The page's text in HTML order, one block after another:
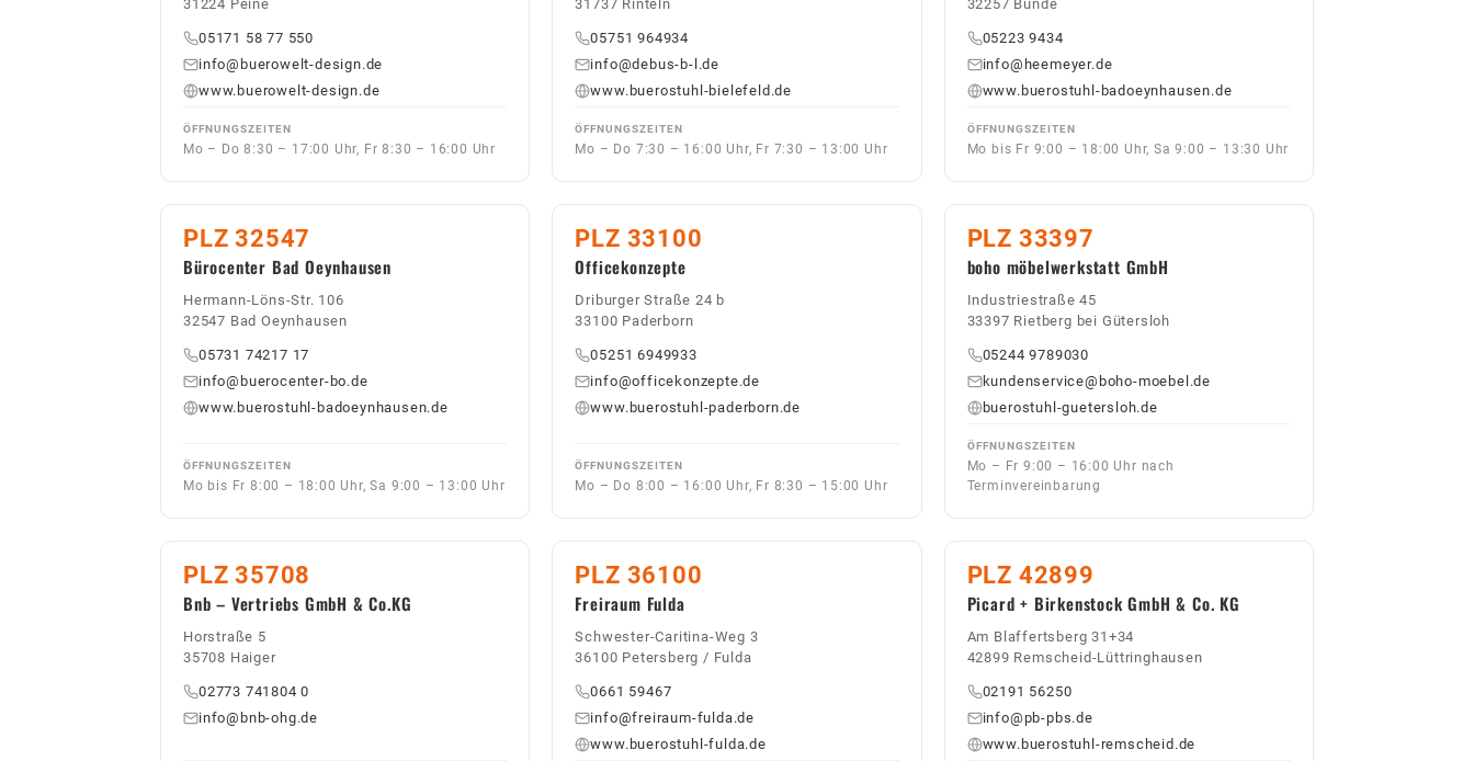
31224 Peine
05171 58 77 550
info@buerowelt-design.de
www.buerowelt-design.de
ÖFFNUNGSZEITEN
Mo – Do 8:30 – 17:00 Uhr, Fr 8:30 – 16:00 Uhr
31737 Rinteln
05751 964934
info@debus-b-l.de
www.buerostuhl-bielefeld.de
ÖFFNUNGSZEITEN
Mo – Do 7:30 – 16:00 Uhr, Fr 7:30 – 13:00 Uhr
32257 Bünde
05223 9434
info@heemeyer.de
www.buerostuhl-badoeynhausen.de
ÖFFNUNGSZEITEN
Mo bis Fr 9:00 – 18:00 Uhr, Sa 9:00 – 13:30 Uhr
PLZ 32547
Bürocenter Bad Oeynhausen
Hermann-Löns-Str. 106
32547 Bad Oeynhausen
05731 74217 17
info@buerocenter-bo.de
www.buerostuhl-badoeynhausen.de
ÖFFNUNGSZEITEN
Mo bis Fr 8:00 – 18:00 Uhr, Sa 9:00 – 13:00 Uhr
PLZ 33100
Officekonzepte
Driburger Straße 24 b
33100 Paderborn
05251 6949933
info@officekonzepte.de
www.buerostuhl-paderborn.de
ÖFFNUNGSZEITEN
Mo – Do 8:00 – 16:00 Uhr, Fr 8:30 – 15:00 Uhr
PLZ 33397
boho möbelwerkstatt GmbH
Industriestraße 45
33397 Rietberg bei Gütersloh
05244 9789030
kundenservice@boho-moebel.de
buerostuhl-guetersloh.de
ÖFFNUNGSZEITEN
Mo – Fr 9:00 – 16:00 Uhr nach
Terminvereinbarung
PLZ 35708
Bnb – Vertriebs GmbH & Co.KG
Horstraße 5
35708 Haiger
02773 741804 0
info@bnb-ohg.de
PLZ 36100
Freiraum Fulda
Schwester-Caritina-Weg 3
36100 Petersberg / Fulda
0661 59467
info@freiraum-fulda.de
www.buerostuhl-fulda.de
PLZ 42899
Picard + Birkenstock GmbH & Co. KG
Am Blaffertsberg 31+34
42899 Remscheid-Lüttringhausen
02191 56250
info@pb-pbs.de
www.buerostuhl-remscheid.de